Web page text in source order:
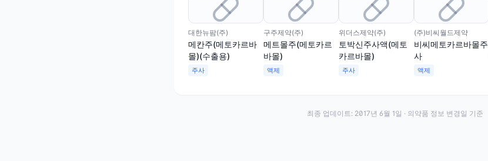
대한뉴팜(주)
메칸주(메토카르바
몰)(수출용)
주사
구주제약(주)
메트몰주(메토카르
바몰)
액제
위더스제약(주)
토박신주사액(메토
카르바몰)
주사
(주)비씨월드제약
비씨메토카르바몰주
사
액제
최종 업데이트: 2017년 6월 1일 · 의약품 정보 변경일 기준